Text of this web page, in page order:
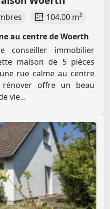
104.00 m²
au centre de Woerth
conseiller immobilier
maison de 5 pièces
rue calme au centre
offre un beau
vie...